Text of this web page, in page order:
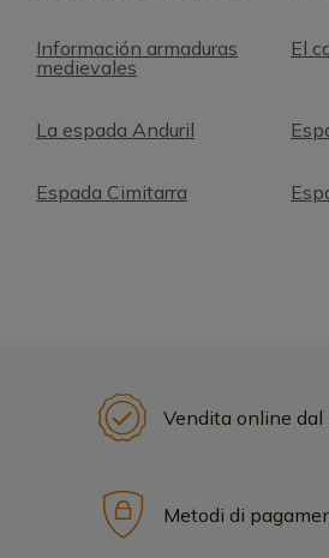
Información armaduras
medievales
El
La espada Anduril
Espada Cimitarra
Vendita online dal
Metodi di